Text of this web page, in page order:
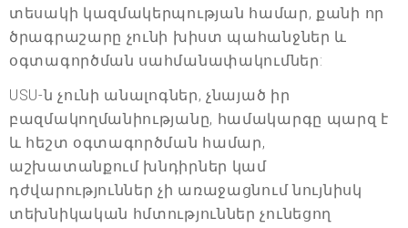
տեսակի կազմակերպության համար, քանի որ
ծրագրաշարը չունի խիստ պահանջներ և
օգտագործման սահմանափակումներ:
USU-ն չունի անալոգներ, չնայած իր
բազմակողմանիությանը, համակարգը պարզ է
և հեշտ օգտագործման համար,
աշխատանքում խնդիրներ կամ
դժվարություններ չի առաջացնում նույնիսկ
տեխնիկական հմտություններ չունեցող